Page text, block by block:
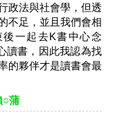
政法與社會學，但透
不足，並且我們會相
一起去K書中心念
讀書，因此我認為找
的夥伴才是讀書會最
○蒲